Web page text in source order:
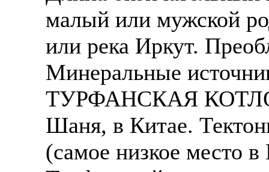
малый или мужской
или река Иркут.
Минеральные
ТУРФАНСКАЯ
Шаня, в Китае.
(самое низкое место